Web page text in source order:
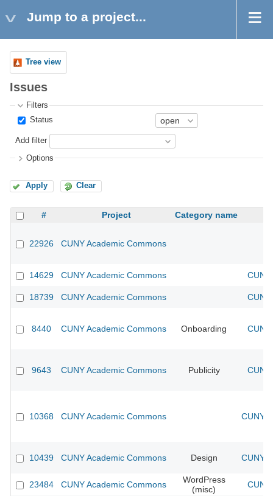
Jump to a project...
Tree view
Issues
Filters
Status
Add filter
Options
Apply Clear
# Project Category name
22926 CUNY Academic Commons
14629 CUNY Academic Commons
18739 CUNY Academic Commons
8440 CUNY Academic Commons Onboarding
9643 CUNY Academic Commons Publicity
10368 CUNY Academic Commons CUNY
10439 CUNY Academic Commons Design CUNY
23484 CUNY Academic Commons
WordPress
(misc)